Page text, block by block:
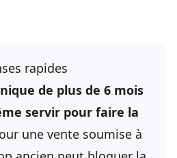
rapides
de plus de 6 mois
servir pour faire la
une vente soumise à